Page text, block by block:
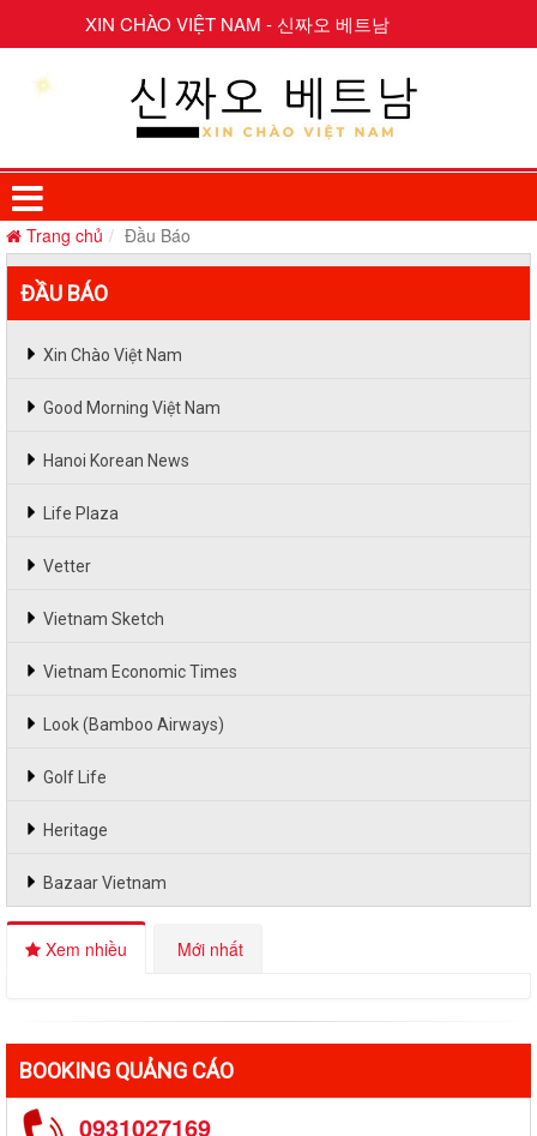
XIN CHÀO VIỆT NAM - 신짜오 베트남
Trang chủ Đầu Báo
ĐẦU BÁO
Xin Chào Việt Nam
Good Morning Việt Nam
Hanoi Korean News
Life Plaza
Vetter
Vietnam Sketch
Vietnam Economic Times
Look (Bamboo Airways)
Golf Life
Heritage
Bazaar Vietnam
Xem nhiều Mới nhất
BOOKING QUẢNG CÁO
0931027169